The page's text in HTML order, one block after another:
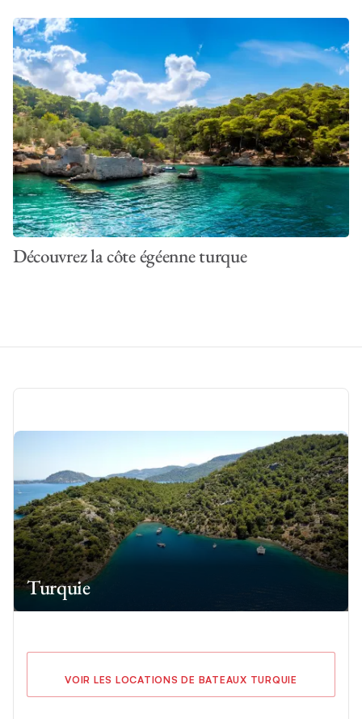
Découvrez la côte égéenne turque
Turquie
VOIR LES LOCATIONS DE BATEAUX TURQUIE